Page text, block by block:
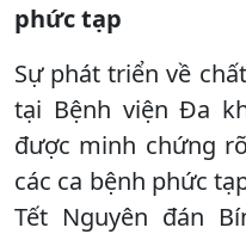
phức tạp
Sự phát triển về
tại Bệnh viện Đa
được minh chứng
các ca bệnh phức
Tết Nguyên đán